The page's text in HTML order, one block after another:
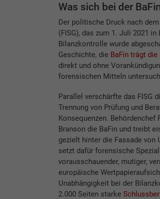
Was sich bei der
Der politische Druck nach
(FISG), das zum 1. Juli 2021
Bilanzkontrolle wurde
Geschichte, die BaFin trägt
direkt und ohne
forensischen Mitteln
Parallel verschärfte das FISG
Trennung von Prüfung und
Konsequenzen.
Branson die BaFin und treibt
gezielt hinter die Fassade
setzt dafür forensische
vorausschauender, mutiger,
europäische
Unabhängigkeit bei der
2.000 Seiten starke